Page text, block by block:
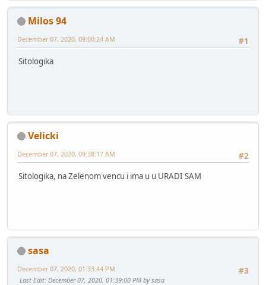
Milos 94
#1
December 07, 2020, 09:00:24 AM
Sitologika
Velicki
#2
December 07, 2020, 09:38:17 AM
Sitologika, na Zelenom vencu i ima u u URADI SAM
sasa
#3
December 07, 2020, 01:33:44 PM
Last Edit: December 07, 2020, 01:39:00 PM by sasa